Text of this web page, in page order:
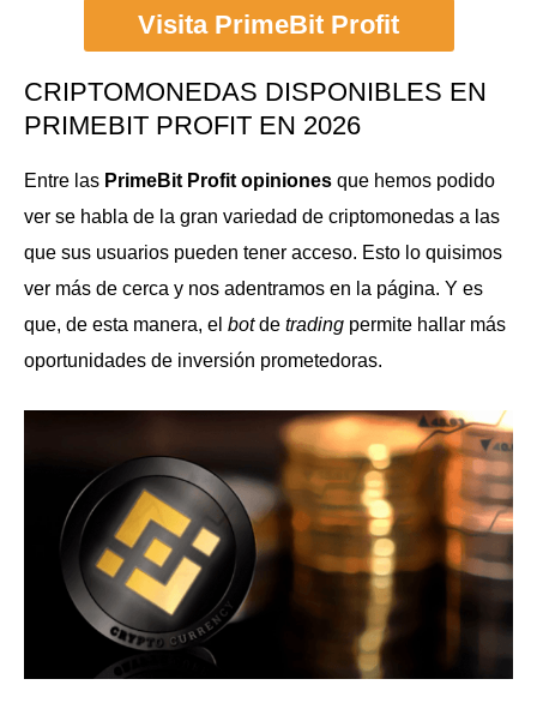
Visita PrimeBit Profit
CRIPTOMONEDAS DISPONIBLES EN
PRIMEBIT PROFIT EN 2026
Entre las PrimeBit Profit opiniones que hemos podido
ver se habla de la gran variedad de criptomonedas a las
que sus usuarios pueden tener acceso. Esto lo quisimos
ver más de cerca y nos adentramos en la página. Y es
que, de esta manera, el botde trading permite hallar más
oportunidades de inversión prometedoras.